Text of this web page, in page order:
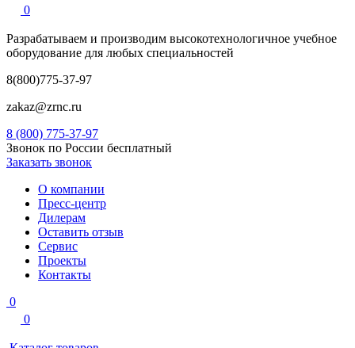
0
Разрабатываем и производим высокотехнологичное учебное
оборудование для любых специальностей
8(800)775-37-97
zakaz@zrnc.ru
8 (800) 775-37-97
Звонок по России бесплатный
Заказать звонок
О компании
Пресс-центр
Дилерам
Оставить отзыв
Сервис
Проекты
Контакты
0
0